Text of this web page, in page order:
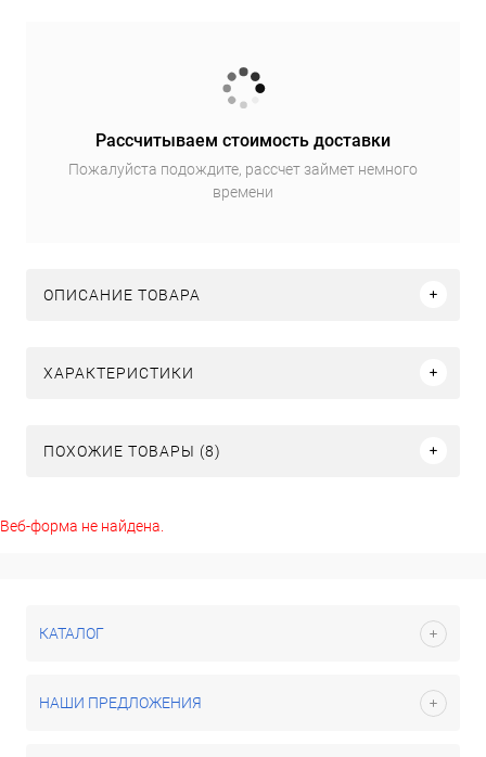
Рассчитываем стоимость доставки
Пожалуйста подождите, рассчет займет немного
времени
ОПИСАНИЕ ТОВАРА
ХАРАКТЕРИСТИКИ
ПОХОЖИЕ ТОВАРЫ (8)
Веб-форма не найдена.
КАТАЛОГ
НАШИ ПРЕДЛОЖЕНИЯ